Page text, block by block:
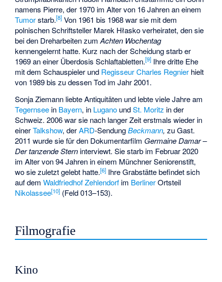
namens Pierre, der 1970 im Alter von 16 Jahren an einem
Tumorstarb.[8] Von 1961 bis 1968 war sie mit dem
polnischen Schriftsteller Marek Hłasko verheiratet, den sie
bei den Dreharbeiten zumAchten Wochentag
kennengelernt hatte. Kurz nach der Scheidung starb er
1969 an einer Überdosis Schlaftabletten.[9] Ihre dritte Ehe
mit dem Schauspieler und Regisseur Charles Regnier hielt
von 1989 bis zu dessen Tod im Jahr 2001.
Sonja Ziemann liebte Antiquitäten und lebte viele Jahre am
Tegernsee in Bayern, in Lugano undSt. Moritz in der
Schweiz. 2006 war sie nach langer Zeit erstmals wieder in
einerTalkshow, derARD-SendungBeckmann, zu Gast.
2011 wurde sie für den Dokumentarfilm Germaine Damar –
Der tanzende Stern interviewt. Sie starb im Februar 2020
im Alter von 94 Jahren in einem Münchner Seniorenstift,
wo sie zuletzt gelebt hatte.[6] Ihre Grabstätte befindet sich
auf demWaldfriedhof Zehlendorf im BerlinerOrtsteil
Nikolassee[10] (Feld 013–153).
Filmografie
Kino